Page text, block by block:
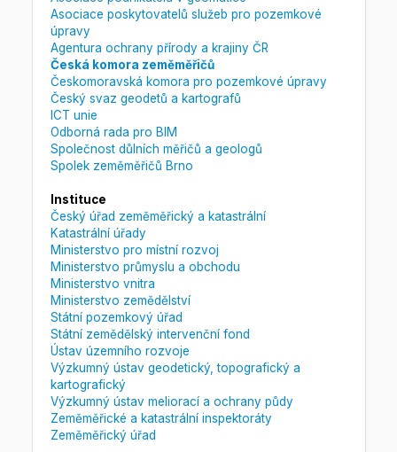
Asociace poskytovatelů služeb pro pozemkové
úpravy
Agentura ochrany přírody a krajiny ČR
Česká komora zeměměřičů
Českomoravská komora pro pozemkové úpravy
Český svaz geodetů a kartografů
ICT unie
Odborná rada pro BIM
Společnost důlních měřičů a geologů
Spolek zeměměřičů Brno
Instituce
Český úřad zeměměřický a katastrální
Katastrální úřady
Ministerstvo pro místní rozvoj
Ministerstvo průmyslu a obchodu
Ministerstvo vnitra
Ministerstvo zemědělství
Státní pozemkový úřad
Státní zemědělský intervenční fond
Ústav územního rozvoje
Výzkumný ústav geodetický, topografický a
kartografický
Výzkumný ústav meliorací a ochrany půdy
Zeměměřické a katastrální inspektoráty
Zeměměřický úřad